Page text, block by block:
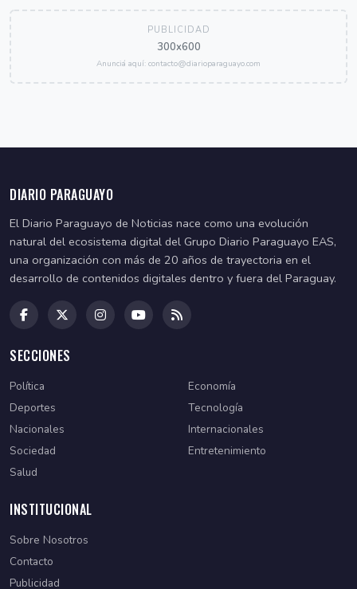
PUBLICIDAD
300x600
Anunciá aquí: contacto@diarioparaguayo.com
DIARIO PARAGUAYO
El Diario Paraguayo de Noticias nace como una evolución
natural del ecosistema digital del Grupo Diario Paraguayo EAS,
una organización con más de 20 años de trayectoria en el
desarrollo de contenidos digitales dentro y fuera del Paraguay.
SECCIONES
Política
Economía
Deportes
Tecnología
Nacionales
Internacionales
Sociedad
Entretenimiento
Salud
INSTITUCIONAL
Sobre Nosotros
Contacto
Publicidad